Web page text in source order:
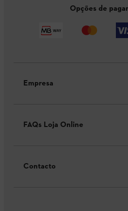
Opções de
Empresa
FAQs Loja Online
Contacto